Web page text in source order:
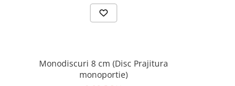
Monodiscuri 8 cm (Disc Prajitura
monoportie)